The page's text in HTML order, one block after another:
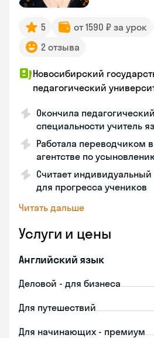
5 от 1590 ₽ за урок
2 отзыва
Новосибирский
педагогический
Окончила
специальности учитель
Работала переводчиком
агентстве по
Считает
для прогресса учеников
Читать дальше
Услуги и цены
Английский язык
Деловой - для бизнеса
Для путешествий
Для начинающих - премиум